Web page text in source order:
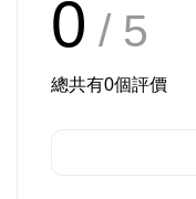
0 / 5
總共有0個評價